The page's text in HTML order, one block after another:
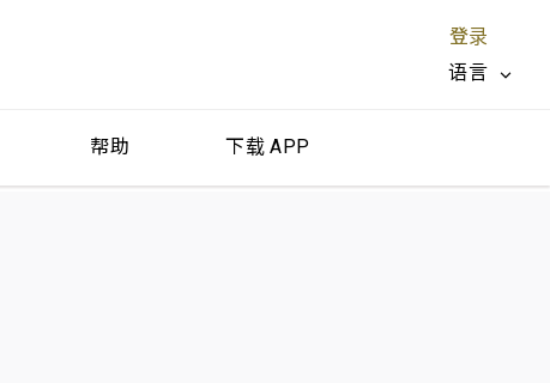
登录
语言
帮助 下载 APP